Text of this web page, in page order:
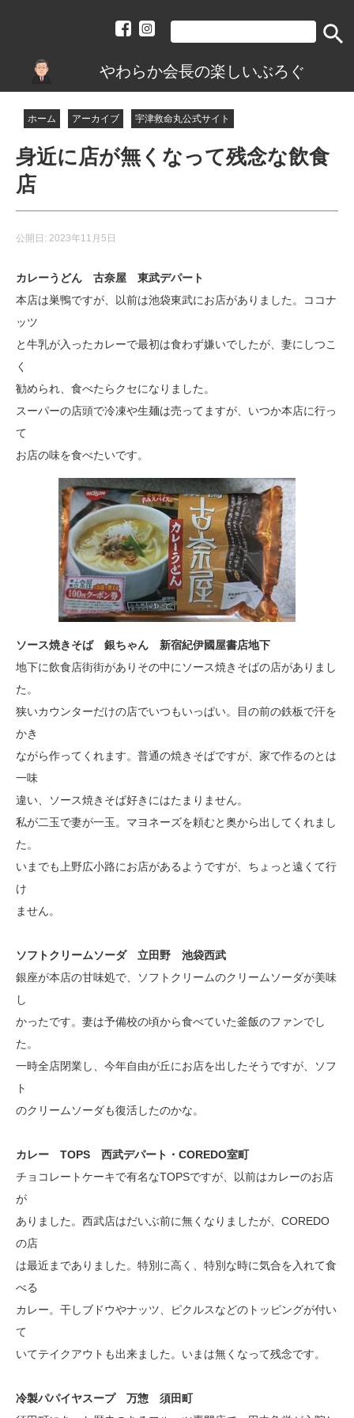
search
やわらか会長の楽しいぶろぐ
ホーム アーカイブ 宇津救命丸公式サイト
身近に店が無くなって残念な飲食
店
公開日: 2023年11月5日
カレーうどん 古奈屋 東武デパート
本店は巣鴨ですが、以前は池袋東武にお店がありました。ココナ
ッツ
と牛乳が入ったカレーで最初は食わず嫌いでしたが、妻にしつこ
く
勧められ、食べたらクセになりました。
スーパーの店頭で冷凍や生麺は売ってますが、いつか本店に行っ
て
お店の味を食べたいです。
ソース焼きそば 銀ちゃん 新宿紀伊國屋書店地下
地下に飲食店街街がありその中にソース焼きそばの店がありまし
た。
狭いカウンターだけの店でいつもいっぱい。目の前の鉄板で汗を
かき
ながら作ってくれます。普通の焼きそばですが、家で作るのとは
一味
違い、ソース焼きそば好きにはたまりません。
私が二玉で妻が一玉。マヨネーズを頼むと奥から出してくれまし
た。
いまでも上野広小路にお店があるようですが、ちょっと遠くて行
け
ません。
ソフトクリームソーダ 立田野 池袋西武
銀座が本店の甘味処で、ソフトクリームのクリームソーダが美味
し
かったです。妻は予備校の頃から食べていた釜飯のファンでし
た。
一時全店閉業し、今年自由が丘にお店を出したそうですが、ソフ
ト
のクリームソーダも復活したのかな。
カレー TOPS 西武デパート・COREDO室町
チョコレートケーキで有名なTOPSですが、以前はカレーのお店
が
ありました。西武店はだいぶ前に無くなりましたが、COREDO
の店
は最近までありました。特別に高く、特別な時に気合を入れて食
べる
カレー。干しブドウやナッツ、ピクルスなどのトッピングが付い
て
いてテイクアウトも出来ました。いまは無くなって残念です。
冷製パパイヤスープ 万惣 須田町